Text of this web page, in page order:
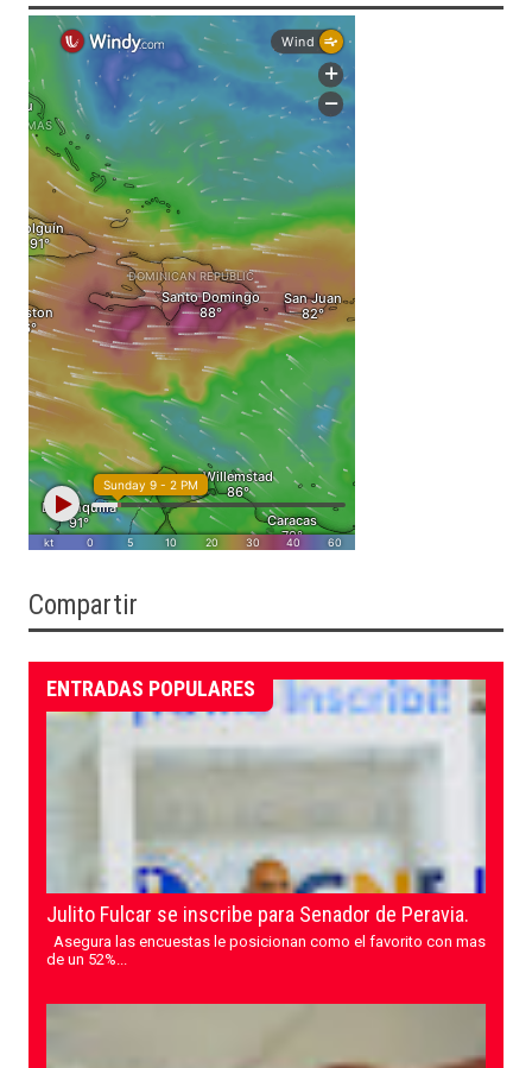
Compartir
ENTRADAS POPULARES
Julito Fulcar se inscribe para Senador de Peravia.
Asegura las encuestas le posicionan como el favorito con mas
de un 52%...